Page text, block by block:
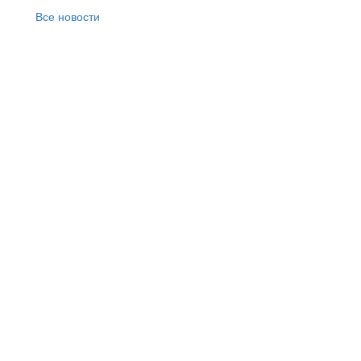
Все новости